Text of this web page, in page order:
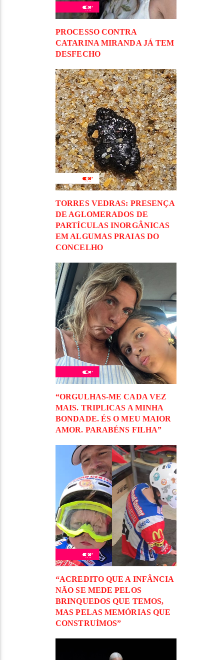
PROCESSO CONTRA
CATARINA MIRANDA JÁ TEM
DESFECHO
TORRES VEDRAS: PRESENÇA
DE AGLOMERADOS DE
PARTÍCULAS INORGÂNICAS
EM ALGUMAS PRAIAS DO
CONCELHO
“ORGULHAS-ME CADA VEZ
MAIS. TRIPLICAS A MINHA
BONDADE. ÉS O MEU MAIOR
AMOR. PARABÉNS FILHA”
“ACREDITO QUE A INFÂNCIA
NÃO SE MEDE PELOS
BRINQUEDOS QUE TEMOS,
MAS PELAS MEMÓRIAS QUE
CONSTRUÍMOS”